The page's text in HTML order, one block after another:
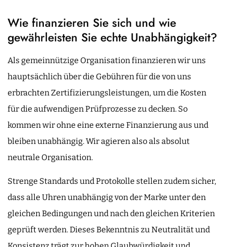
Wie finanzieren Sie sich und wie
gewährleisten Sie echte Unabhängigkeit?
Als gemeinnützige Organisation finanzieren wir uns
hauptsächlich über die Gebühren für die von uns
erbrachten Zertifizierungsleistungen, um die Kosten
für die aufwendigen Prüfprozesse zu decken. So
kommen wir ohne eine externe Finanzierung aus und
bleiben unabhängig. Wir agieren also als absolut
neutrale Organisation.
Strenge Standards und Protokolle stellen zudem sicher,
dass alle Uhren unabhängig von der Marke unter den
gleichen Bedingungen und nach den gleichen Kriterien
geprüft werden. Dieses Bekenntnis zu Neutralität und